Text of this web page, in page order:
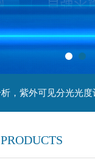
PRODUCTS